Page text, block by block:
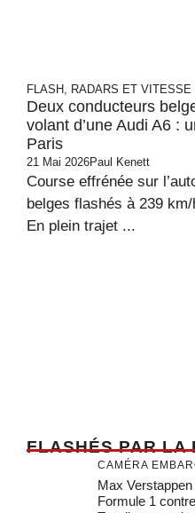
FLASH, RADARS ET VITESSE
Deux conducteurs
volant d’une Audi A6 :
Paris
21 Mai 2026Paul Kenett
Course effrénée sur
belges flashés à 239 km/
En plein trajet ...
FLASHÉS PAR LA
CAMÉRA
Max
Formule 1